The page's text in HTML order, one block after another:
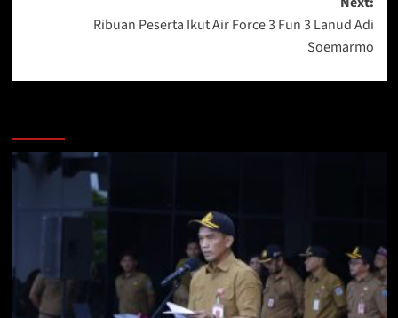
Ribuan Peserta Ikut Air Force 3 Fun 3 Lanud Adi
Soemarmo